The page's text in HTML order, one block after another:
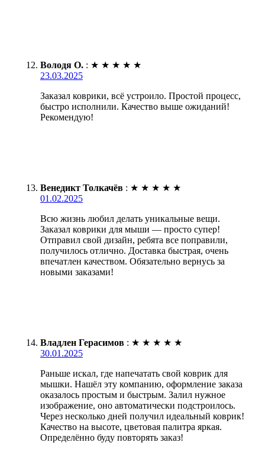
Володя О. : ★ ★ ★ ★ ★
23.03.2025
Заказал коврики, всё устроило. Простой процесс,
быстро исполнили. Качество выше ожиданий!
Рекомендую!
Венедикт Толкачёв : ★ ★ ★ ★ ★
01.02.2025
Всю жизнь любил делать уникальные вещи.
Заказал коврики для мыши — просто супер!
Отправил свой дизайн, ребята все поправили,
получилось отлично. Доставка быстрая, очень
впечатлен качеством. Обязательно вернусь за
новыми заказами!
Владлен Герасимов : ★ ★ ★ ★ ★
30.01.2025
Раньше искал, где напечатать свой коврик для
мышки. Нашёл эту компанию, оформление заказа
оказалось простым и быстрым. Залил нужное
изображение, оно автоматически подстроилось.
Через несколько дней получил идеальный коврик!
Качество на высоте, цветовая палитра яркая.
Определённо буду повторять заказ!